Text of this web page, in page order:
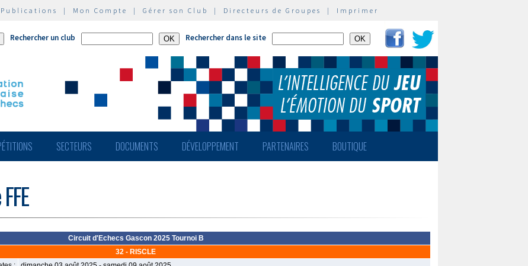
Publications | Mon Compte | Gérer son Club | Directeurs de Groupes | Imprimer
Rechercher un club Rechercher dans le site
SECTEURS DOCUMENTS DÉVELOPPEMENT PARTENAIRES BOUTIQUE
Circuit d'Echecs Gascon 2025 Tournoi B
32 - RISCLE